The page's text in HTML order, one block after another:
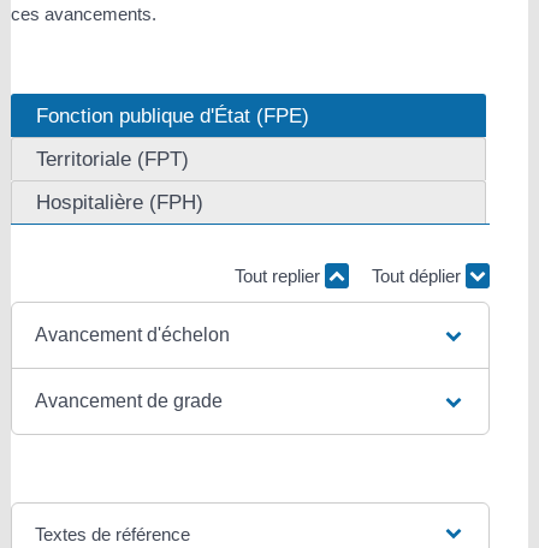
ces avancements.
Fonction publique d'État (FPE)
Territoriale (FPT)
Hospitalière (FPH)
Tout replier Tout déplier
Avancement d'échelon
Avancement de grade
Textes de référence